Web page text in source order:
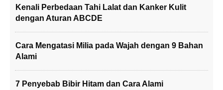
Kenali Perbedaan Tahi Lalat dan Kanker Kulit
dengan Aturan ABCDE
Cara Mengatasi Milia pada Wajah dengan 9 Bahan
Alami
7 Penyebab Bibir Hitam dan Cara Alami